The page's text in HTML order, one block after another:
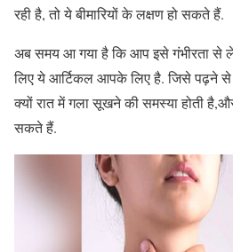
रही है, तो ये बीमारियों के लक्षण हो सकते हैं.
अब समय आ गया है कि आप इसे गंभीरता से
लिए ये आर्टिकल आपके लिए है. जिसे पढ़ने
क्यों रात में गला सूखने की समस्या होती
सकते हैं.